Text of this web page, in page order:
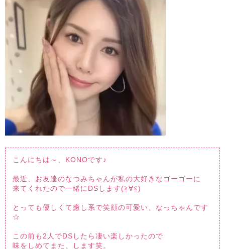
こんにちは～、KONOです♪
最近、お友達のなつみちゃんが私の大好きなゴーゴーに
来てくれたので一緒にDSします(≧∀≦)
とっても優しくて癒し系で笑顔の可愛い、なっちゃんです
☆
この前も2人でDSしたら凄い楽しかったので
味をしめてまた、します笑。